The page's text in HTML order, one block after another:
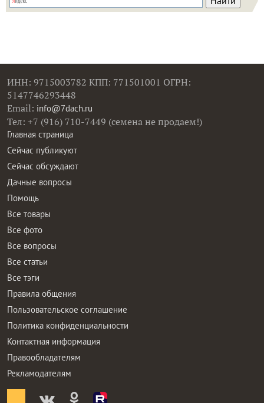
ИНН: 9715003782 КПП: 771501001 ОГРН:
5147746293448
Email: info@7dach.ru
Тел: +7 (916) 710-7449 (семена не продаем!)
Главная страница
Сейчас публикуют
Сейчас обсуждают
Дачные вопросы
Помощь
Все товары
Все фото
Все вопросы
Все статьи
Все тэги
Правила общения
Пользовательское соглашение
Политика конфиденциальности
Контактная информация
Правообладателям
Рекламодателям